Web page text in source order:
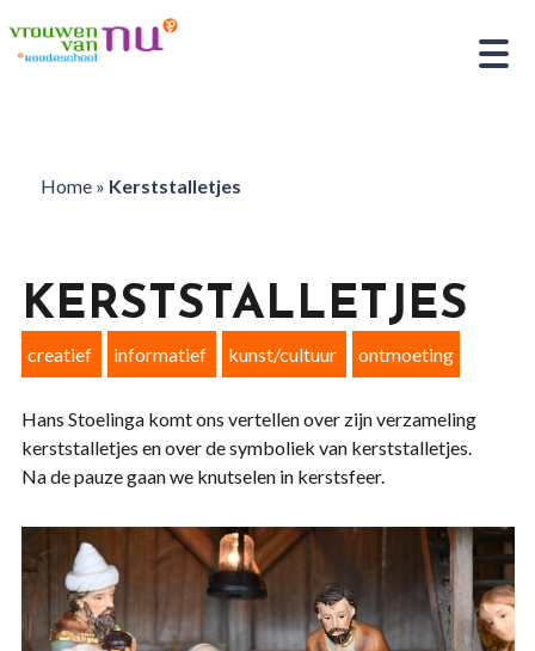
Home» Kerststalletjes
KERSTSTALLETJES
creatief informatief kunst/cultuur ontmoeting
Hans Stoelinga komt ons vertellen over zijn verzameling
kerststalletjes en over de symboliek van kerststalletjes.
Na de pauze gaan we knutselen in kerstsfeer.